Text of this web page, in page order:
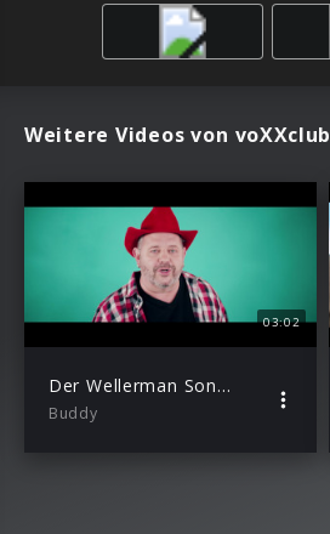
Weitere Videos von voXXclub
03:02
Der Wellerman Song (Geil Geil Es ist so geil)
Buddy